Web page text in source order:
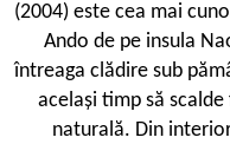
(2004) este cea mai
Ando de pe insula
întreaga clădire sub
același timp să
naturală. Din